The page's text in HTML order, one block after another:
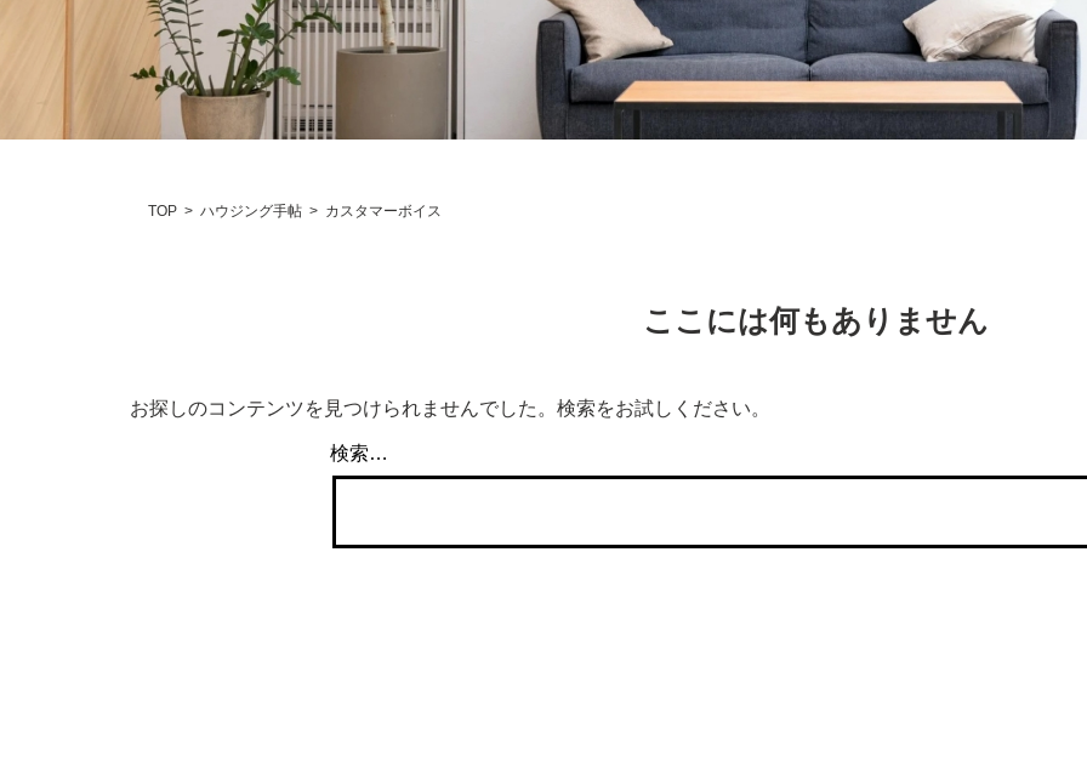
TOP > ハウジング手帖 > カスタマーボイス
ここには何もありません
お探しのコンテンツを見つけられませんでした。検索をお試しください。
検索…